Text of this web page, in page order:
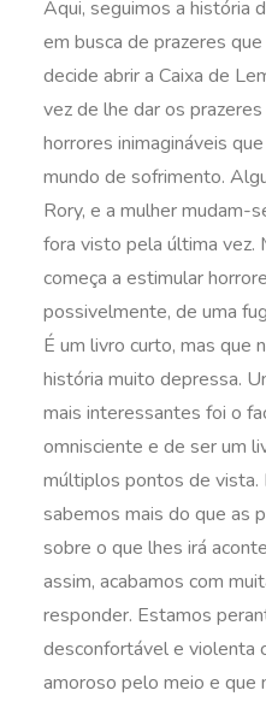
Aqui, seguimos a história
em busca de prazeres
decide abrir a Caixa de
vez de lhe dar os
horrores inimagináveis
mundo de sofrimento.
Rory, e a mulher mudam-
fora visto pela última vez.
começa a estimular
possivelmente, de uma
É um livro curto, mas que
história muito depressa.
mais interessantes foi o
omnisciente e de ser um
múltiplos pontos de
sabemos mais do que as
sobre o que lhes irá
assim, acabamos com
responder. Estamos
desconfortável e violenta
amoroso pelo meio e que